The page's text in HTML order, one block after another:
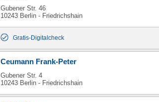
Gubener Str. 46
10243 Berlin - Friedrichshain
Gratis-Digitalcheck
Ceumann Frank-Peter
Gubener Str. 4
10243 Berlin - Friedrichshain